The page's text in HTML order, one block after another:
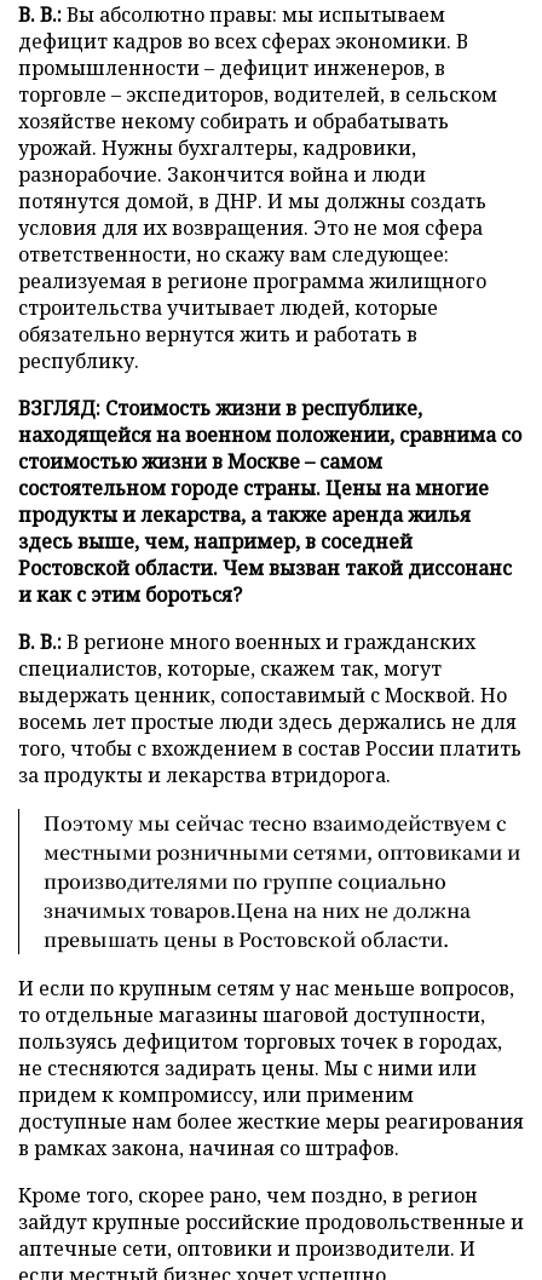
В. В.:Вы абсолютно правы: мы испытываем
дефицит кадров во всех сферах экономики. В
промышленности – дефицит инженеров, в
торговле – экспедиторов, водителей, в сельском
хозяйстве некому собирать и обрабатывать
урожай. Нужны бухгалтеры, кадровики,
разнорабочие. Закончится война и люди
потянутся домой, в ДНР. И мы должны создать
условия для их возвращения. Это не моя сфера
ответственности, но скажу вам следующее:
реализуемая в регионе программа жилищного
строительства учитывает людей, которые
обязательно вернутся жить и работать в
республику.
ВЗГЛЯД: Стоимость жизни в республике,
находящейся на военном положении, сравнима со
стоимостью жизни в Москве – самом
состоятельном городе страны. Цены на многие
продукты и лекарства, а также аренда жилья
здесь выше, чем, например, в соседней
Ростовской области. Чем вызван такой диссонанс
и как с этим бороться?
В. В.:В регионе много военных и гражданских
специалистов, которые, скажем так, могут
выдержать ценник, сопоставимый с Москвой. Но
восемь лет простые люди здесь держались не для
того, чтобы с вхождением в состав России платить
за продукты и лекарства втридорога.
Поэтому мы сейчас тесно взаимодействуем с
местными розничными сетями, оптовиками и
производителями по группе социально
значимых товаров.Цена на них не должна
превышать цены в Ростовской области.
И если по крупным сетям у нас меньше вопросов,
то отдельные магазины шаговой доступности,
пользуясь дефицитом торговых точек в городах,
не стесняются задирать цены. Мы с ними или
придем к компромиссу, или применим
доступные нам более жесткие меры реагирования
в рамках закона, начиная со штрафов.
Кроме того, скорее рано, чем поздно, в регион
зайдут крупные российские продовольственные и
аптечные сети, оптовики и производители. И